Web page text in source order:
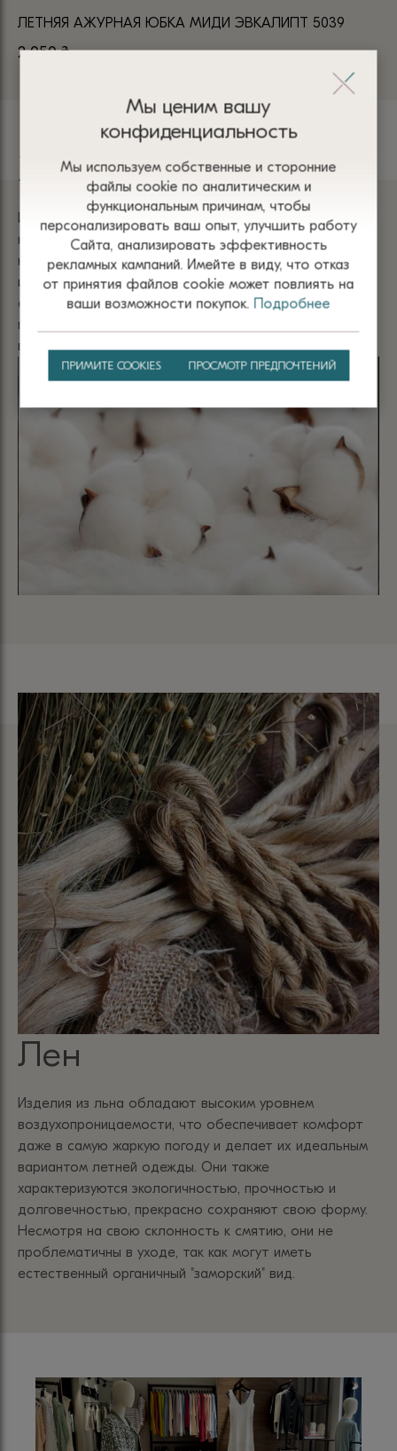
ЛЕТНЯЯ АЖУРНАЯ ЮБКА МИДИ ЭВКАЛИПТ 5039
2 050₴
Хлопок
Изделия из хлопка имеют мягкую текстуру и приятны
на ощупь. Они не раздражают кожу и обеспечивает
комфорт благодаря отличной воздухопроницаемости
и способности впитывать влагу. Одежда из хлопка
отличается прочностью, гипоаллергенностью и
простотой в уходе, что делает ее универсальным
выбором для любого времени года.
Лен
Изделия из льна обладают высоким уровнем
воздухопроницаемости, что обеспечивает комфорт
даже в самую жаркую погоду и делает их идеальным
вариантом летней одежды. Они также
характеризуются экологичностью, прочностью и
долговечностью, прекрасно сохраняют свою форму.
Несмотря на свою склонность к смятию, они не
проблематичны в уходе, так как могут иметь
естественный органичный "заморский" вид.
Мы ценим вашу
конфиденциальность
Мы используем собственные и сторонние
файлы сооkіе по аналитическим и
функциональным причинам, чтобы
персонализировать ваш опыт, улучшить работу
Сайта, анализировать эффективность
рекламных кампаний. Имейте в виду, что отказ
от принятия файлов сооkіе может повлиять на
ваши возможности покупок. Подробнее
ПРИМИТЕ COOKIES ПРОСМОТР ПРЕДПОЧТЕНИЙ